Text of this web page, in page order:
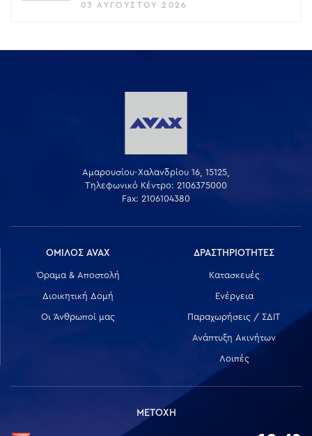
03 ΑΥΓΟΎΣΤΟΥ 2026
Αμαρουσίου-Χαλανδρίου 16, 15125,
Τηλεφωνικό Κέντρο: 2106375000
Fax: 2106104380
ΟΜΙΛΟΣ AVAX
Όραμα & Αποστολή
Διοικητική Δομή
Οι Άνθρωποί μας
ΔΡΑΣΤΗΡΙΟΤΗΤΕΣ
Κατασκευές
Ενέργεια
Παραχωρήσεις / ΣΔΙΤ
Ανάπτυξη Ακινήτων
Λοιπές
ΜΕΤΟΧΗ